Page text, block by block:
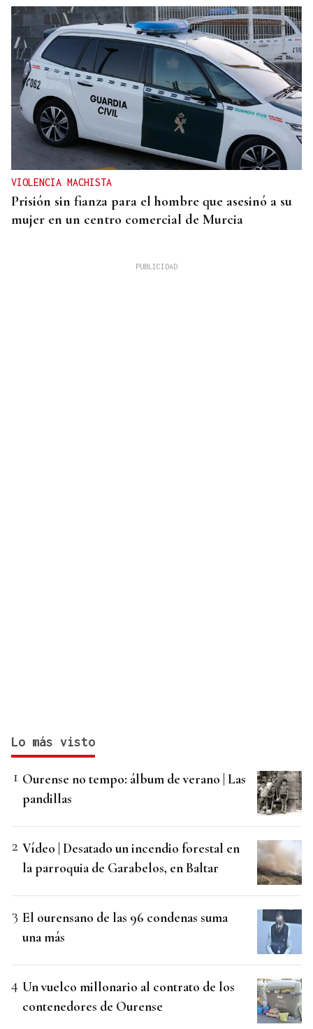
VIOLENCIA MACHISTA
Prisión sin fianza para el hombre que asesinó a su
mujer en un centro comercial de Murcia
Lo más visto
Ourense no tempo: álbum de verano | Las
pandillas
Vídeo | Desatado un incendio forestal en
la parroquia de Garabelos, en Baltar
El ourensano de las 96 condenas suma
una más
Un vuelco millonario al contrato de los
contenedores de Ourense